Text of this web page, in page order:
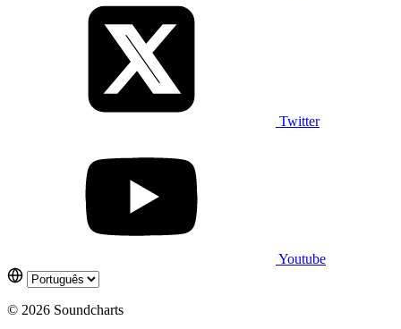
Twitter
Youtube
© 2026 Soundcharts